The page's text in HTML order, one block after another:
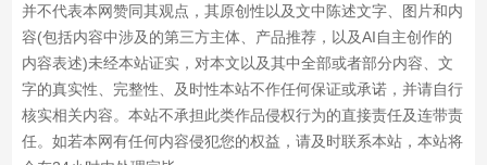
并不代表本网赞同其观点，其原创性以及文中陈述文字、图片和内
容(包括内容中涉及的第三方主体、产品推荐，以及AI自主创作的
内容表述)未经本站证实，对本文以及其中全部或者部分内容、文
字的真实性、完整性、及时性本站不作任何保证或承诺，并请自行
核实相关内容。本站不承担此类作品侵权行为的直接责任及连带责
任。如若本网有任何内容侵犯您的权益，请及时联系本站，本站将